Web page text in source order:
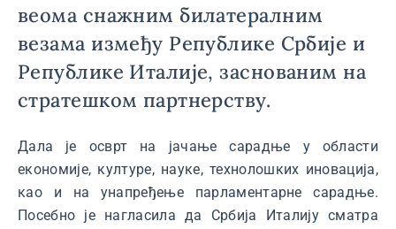
веома снажним билатералним
везама између Републике Србије и
Републике Италије, заснованим на
стратешком партнерству.
Дала је осврт на јачање сарадње у области
економије, културе, науке, технолошких иновација,
као и на унапређење парламентарне сарадње.
Посебно је нагласила да Србија Италију сматра